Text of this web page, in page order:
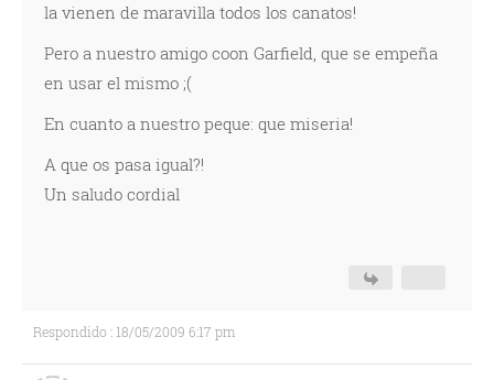
la vienen de maravilla todos los canatos!
Pero a nuestro amigo coon Garfield, que se empeña
en usar el mismo ;(
En cuanto a nuestro peque: que miseria!
A que os pasa igual?!
Un saludo cordial
Respondido : 18/05/2009 6:17 pm